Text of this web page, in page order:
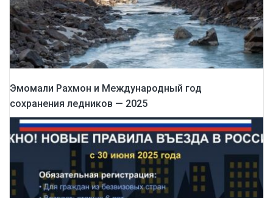
Эмомали Рахмон и Международный год
сохранения ледников — 2025